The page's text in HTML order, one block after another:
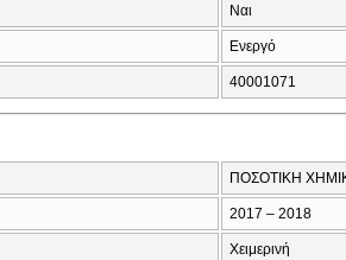
Ναι
Ενεργό
40001071
ΠΟΣΟΤΙΚΗ
2017 – 2018
Χειμερινή